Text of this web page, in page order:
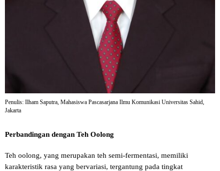
Penulis: Ilham Saputra, Mahasiswa Pascasarjana Ilmu Komunikasi Universitas Sahid,
Jakarta
Perbandingan dengan Teh Oolong
Teh oolong, yang merupakan teh semi-fermentasi, memiliki
karakteristik rasa yang bervariasi, tergantung pada tingkat